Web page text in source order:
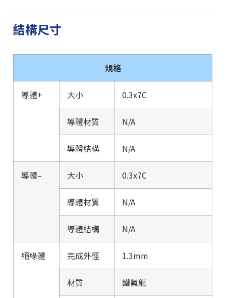
結構尺寸
規格
導體+ 大小 0.3x7C
導體材質 N/A
導體結構 N/A
導體– 大小 0.3x7C
導體材質 N/A
導體結構 N/A
絕緣體 完成外徑 1.3mm
材質 鐵氟龍